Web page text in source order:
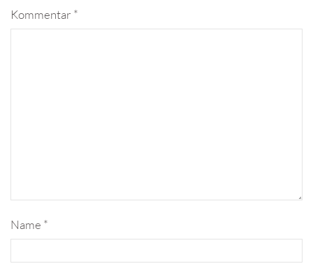
Kommentar *
Name *